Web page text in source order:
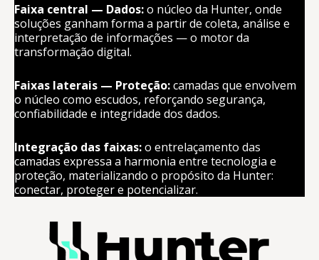
Faixa central — Dados:o núcleo da Hunter, onde
soluções ganham forma a partir de coleta, análise e
interpretação de informações — o motor da
transformação digital.
Faixas laterais — Proteção:camadas que envolvem
o núcleo como escudos, reforçando segurança,
confiabilidade e integridade dos dados.
Integração das faixas:o entrelaçamento das
camadas expressa a harmonia entre tecnologia e
proteção, materializando o propósito da Hunter:
conectar, proteger e potencializar.